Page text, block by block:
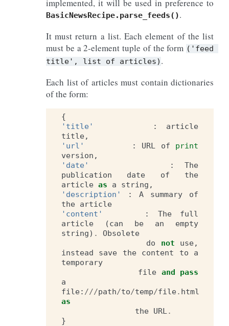
implemented, it will be used in preference to
BasicNewsRecipe.parse_feeds().
It must return a list. Each element of the list
must be a 2-element tuple of the form ('feed
title',
list of articles) .
Each list of articles must contain dictionaries
of the form:
{
'title'
:
article
title,
'url'
: URL of
print
version ,
'date'
:
The
publication
date of
the
article as a string ,
'description'
: A summary
of
the article
'content'
: The
full
article
(can be an
empty
string) .
Obsolete
do
not use,
instead
save the content to
a
temporary
file and
pass
a
file: ///path/to/temp/file. html
as
the URL.
}